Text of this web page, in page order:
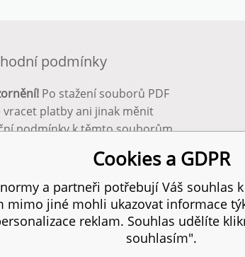
podmínky
Po stažení souborů PDF
vracet platby ani jinak měnit
podmínky k těmto souborům.
práva vyhrazena.
Cookies a GDPR
a partneři potřebují Váš souhlas
mimo jiné mohli ukazovat informace
reklam. Souhlas udělíte
souhlasím".